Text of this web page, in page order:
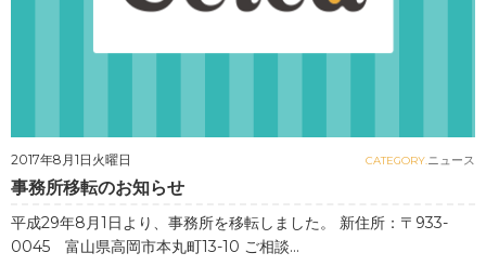
2017年8月1日火曜日 CATEGORY. ニュース
事務所移転のお知らせ
平成29年8月1日より、事務所を移転しました。 新住所：〒933-
0045 富山県高岡市本丸町13-10 ご相談...